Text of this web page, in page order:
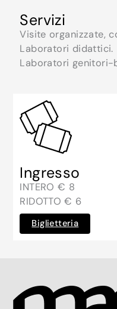
Servizi
Visite organizzate,
Laboratori didattici.
Laboratori genitori-
Ingresso
INTERO € 8
RIDOTTO € 6
Biglietteria